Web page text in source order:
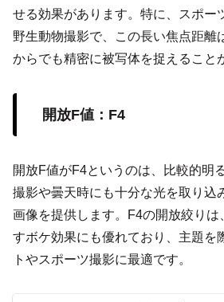
せる効果があります。特に、スポー
野生動物撮影で、この長い焦点距離
からでも精密に被写体を捉えること
開放F値：F4
開放F値がF4というのは、比較的明
撮影や曇天時にも十分な光を取り込
画像を提供します。F4の開放絞りは
すボケ効果にも優れており、主題を
トやスポーツ撮影に最適です。